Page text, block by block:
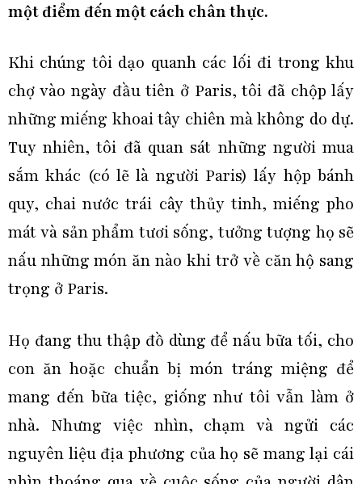
một điểm đến một cách chân thực.
Khi chúng tôi dạo quanh các lối đi trong khu
chợ vào ngày đầu tiên ở Paris, tôi đã chộp lấy
những miếng khoai tây chiên mà không do dự.
Tuy nhiên, tôi đã quan sát những người mua
sắm khác (có lẽ là người Paris) lấy hộp bánh
quy, chai nước trái cây thủy tinh, miếng pho
mát và sản phẩm tươi sống, tưởng tượng họ sẽ
nấu những món ăn nào khi trở về căn hộ sang
trọng ở Paris.
Họ đang thu thập đồ dùng để nấu bữa tối, cho
con ăn hoặc chuẩn bị món tráng miệng để
mang đến bữa tiệc, giống như tôi vẫn làm ở
nhà. Nhưng việc nhìn, chạm và ngửi các
nguyên liệu địa phương của họ sẽ mang lại cái